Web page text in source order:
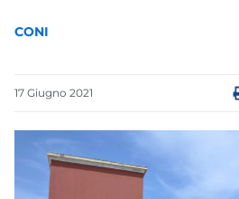
CONI
17 Giugno 2021